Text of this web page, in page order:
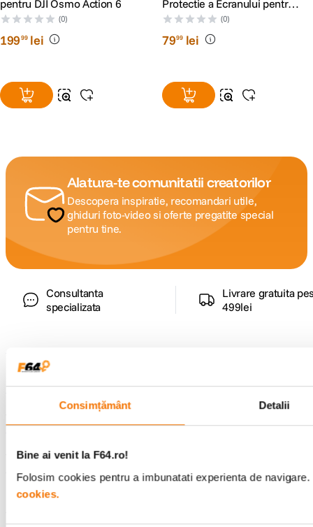
Consimțământ Detalii
Bine ai venit la F64.ro!
Folosim cookies pentru a imbunatati experienta de
cookies.
pentru DJI Osmo Action 6
(0)
19999 lei
Protectie a Ecranului pentru
DJI Osmo Action 6
(0)
7999 lei
Alatura-te comunitatii creatorilor
Descopera inspiratie, recomandari utile,
ghiduri foto-video si oferte pregatite special
pentru tine.
Consultanta
specializata
Livrare gratuita
499lei
Comenzi si livrare
Service si garantii
F64 Studio